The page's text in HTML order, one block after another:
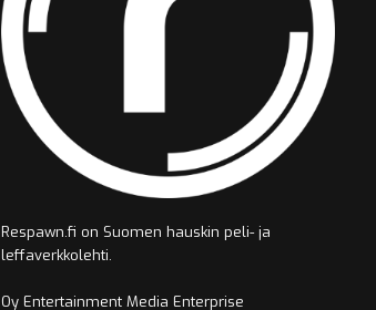
Respawn.fi on Suomen hauskin peli- ja
leffaverkkolehti.
Oy Entertainment Media Enterprise